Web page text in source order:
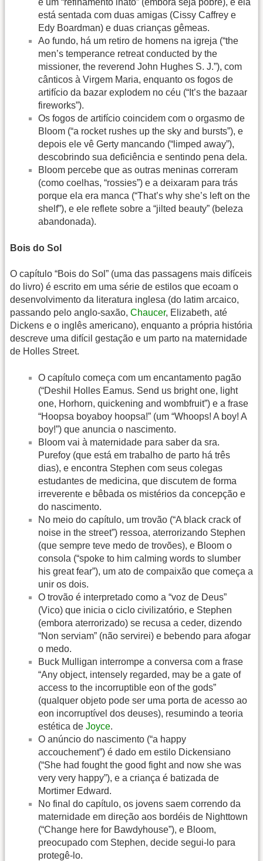
e um “refinamento inato” (embora seja pobre), e ela
está sentada com duas amigas (Cissy Caffrey e
Edy Boardman) e duas crianças gêmeas.
Ao fundo, há um retiro de homens na igreja (“the
men’s temperance retreat conducted by the
missioner, the reverend John Hughes S. J.”), com
cânticos à Virgem Maria, enquanto os fogos de
artifício da bazar explodem no céu (“It’s the bazaar
fireworks”).
Os fogos de artifício coincidem com o orgasmo de
Bloom (“a rocket rushes up the sky and bursts”), e
depois ele vê Gerty mancando (“limped away”),
descobrindo sua deficiência e sentindo pena dela.
Bloom percebe que as outras meninas correram
(como coelhas, “rossies”) e a deixaram para trás
porque ela era manca (“That’s why she’s left on the
shelf”), e ele reflete sobre a “jilted beauty” (beleza
abandonada).
Bois do Sol
O capítulo “Bois do Sol” (uma das passagens mais difíceis
do livro) é escrito em uma série de estilos que ecoam o
desenvolvimento da literatura inglesa (do latim arcaico,
passando pelo anglo-saxão, Chaucer, Elizabeth, até
Dickens e o inglês americano), enquanto a própria história
descreve uma difícil gestação e um parto na maternidade
de Holles Street.
O capítulo começa com um encantamento pagão
(“Deshil Holles Eamus. Send us bright one, light
one, Horhorn, quickening and wombfruit”) e a frase
“Hoopsa boyaboy hoopsa!” (um “Whoops! A boy! A
boy!”) que anuncia o nascimento.
Bloom vai à maternidade para saber da sra.
Purefoy (que está em trabalho de parto há três
dias), e encontra Stephen com seus colegas
estudantes de medicina, que discutem de forma
irreverente e bêbada os mistérios da concepção e
do nascimento.
No meio do capítulo, um trovão (“A black crack of
noise in the street”) ressoa, aterrorizando Stephen
(que sempre teve medo de trovões), e Bloom o
consola (“spoke to him calming words to slumber
his great fear”), um ato de compaixão que começa a
unir os dois.
O trovão é interpretado como a “voz de Deus”
(Vico) que inicia o ciclo civilizatório, e Stephen
(embora aterrorizado) se recusa a ceder, dizendo
“Non serviam” (não servirei) e bebendo para afogar
o medo.
Buck Mulligan interrompe a conversa com a frase
“Any object, intensely regarded, may be a gate of
access to the incorruptible eon of the gods”
(qualquer objeto pode ser uma porta de acesso ao
eon incorruptível dos deuses), resumindo a teoria
estética de Joyce.
O anúncio do nascimento (“a happy
accouchement”) é dado em estilo Dickensiano
(“She had fought the good fight and now she was
very very happy”), e a criança é batizada de
Mortimer Edward.
No final do capítulo, os jovens saem correndo da
maternidade em direção aos bordéis de Nighttown
(“Change here for Bawdyhouse”), e Bloom,
preocupado com Stephen, decide segui-lo para
protegê-lo.